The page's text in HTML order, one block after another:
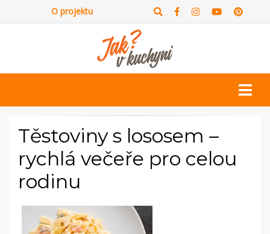
O projektu
Těstoviny s lososem –
rychlá večeře pro celou
rodinu